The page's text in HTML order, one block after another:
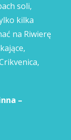
soli,
kilka
na Riwierę
–